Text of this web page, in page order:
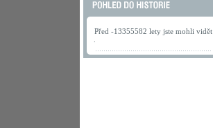
Před -13355582 lety jste mohli vidět